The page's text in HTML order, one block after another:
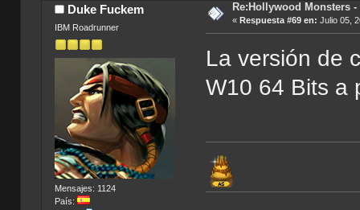
Duke Fuckem
IBM Roadrunner
Mensajes: 1124
País:
Re:Hollywood Monsters
« Respuesta #69 en: Julio 05,
La versión de
W10 64 Bits a